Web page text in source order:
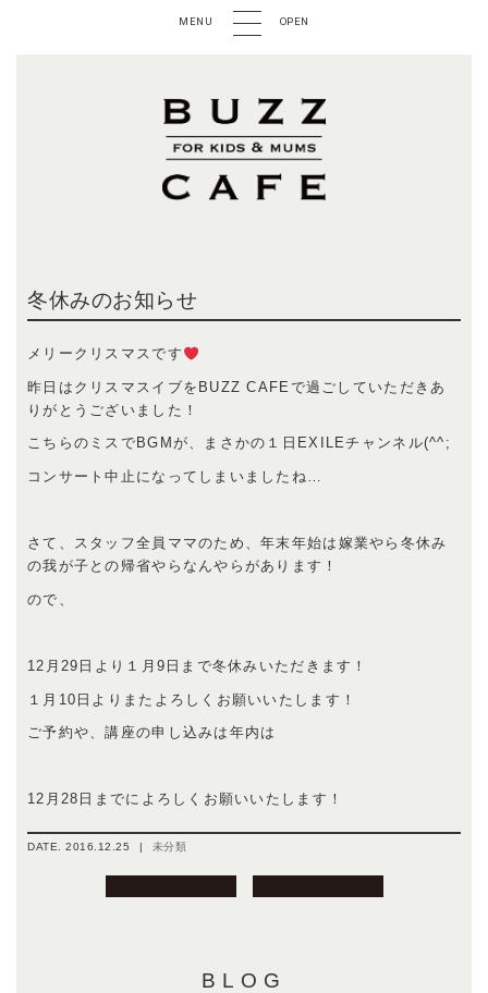
MENU OPEN
冬休みのお知らせ
メリークリスマスです
昨日はクリスマスイブをBUZZ CAFEで過ごしていただきあ
りがとうございました！
こちらのミスでBGMが、まさかの１日EXILEチャンネル(^^;
コンサート中止になってしまいましたね…
さて、スタッフ全員ママのため、年末年始は嫁業やら冬休み
の我が子との帰省やらなんやらがあります！
ので、
12月29日より１月9日まで冬休みいただきます！
１月10日よりまたよろしくお願いいたします！
ご予約や、講座の申し込みは年内は
12月28日までによろしくお願いいたします！
DATE.2016.12.25 | 未分類
BLOG